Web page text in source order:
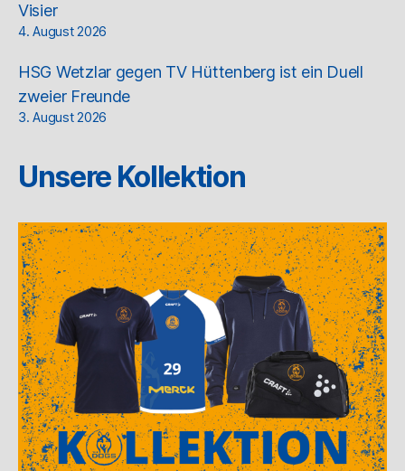
Visier
4. August 2026
HSG Wetzlar gegen TV Hüttenberg ist ein Duell
zweier Freunde
3. August 2026
Unsere Kollektion